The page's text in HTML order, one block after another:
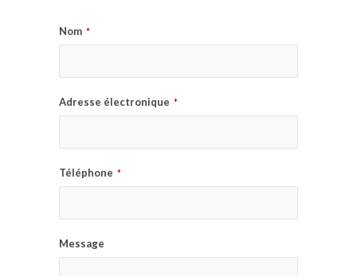
Nom *
Adresse électronique *
Téléphone *
Message